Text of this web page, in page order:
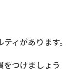
ィがあります。
つけましょう